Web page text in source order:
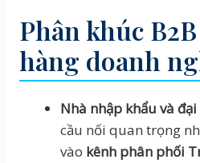
Phân khúc
hàng doanh
Nhà nhập khẩu và
cầu nối quan trọng
vào kênh phân phối